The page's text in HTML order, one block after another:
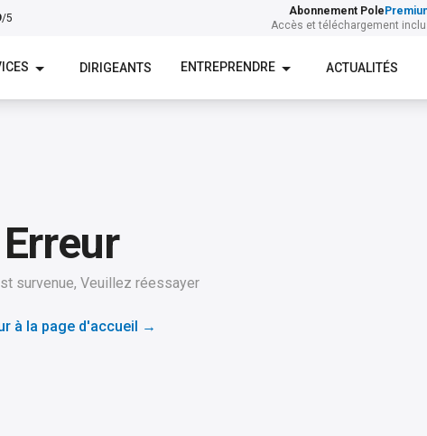
/5
Abonnement Pole
Accès et téléchargement
DIRIGEANTS ENTREPRENDRE ACTUALITÉS
Erreur
survenue, Veuillez réessayer
à la page d'accueil →